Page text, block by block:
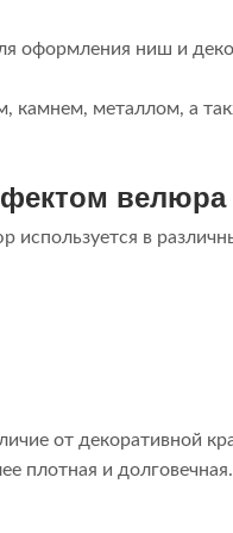
оформления ниш и
камнем, металлом, а
велюра
используется в
от декоративной
плотная и долговечная.